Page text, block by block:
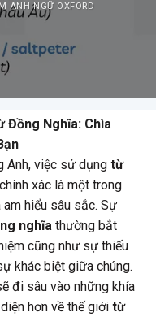
ANH NGỮ OXFORD
Đồng Nghĩa: Chìa
Anh, việc sử dụng từ
xác là một trong
hiểu sâu sắc. Sự
nghĩa thường bắt
cũng như sự thiếu
khác biệt giữa chúng.
đi sâu vào những khía
hơn về thế giới từ